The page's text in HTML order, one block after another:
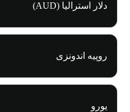
دلار استرالیا (AUD)
روپیه اندونزی
یورو